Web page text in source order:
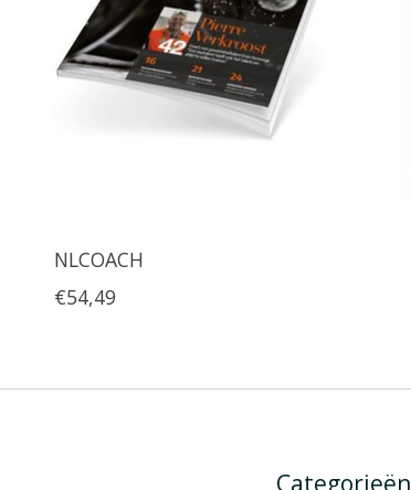
NLCOACH
€54,49
Categorieën